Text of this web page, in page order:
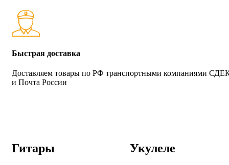
Быстрая доставка
Доставляем товары по РФ транспортными компаниями
и Почта России
Гитары Укулеле